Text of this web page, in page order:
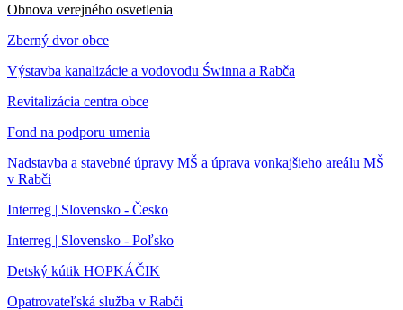
Obnova verejného osvetlenia
Zberný dvor obce
Výstavba kanalizácie a vodovodu Świnna a Rabča
Revitalizácia centra obce
Fond na podporu umenia
Nadstavba a stavebné úpravy MŠ a úprava vonkajšieho areálu MŠ
v Rabči
Interreg | Slovensko - Česko
Interreg | Slovensko - Poľsko
Detský kútik HOPKÁČIK
Opatrovateľská služba v Rabči